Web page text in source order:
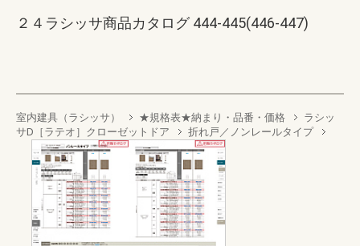
２４ラシッサ商品カタログ 444-445(446-447)
室内建具（ラシッサ） ★規格表★納まり・品番・価格
ラシッ
サD［ラテオ］クローゼットドア
折れ戸／ノンレールタイプ